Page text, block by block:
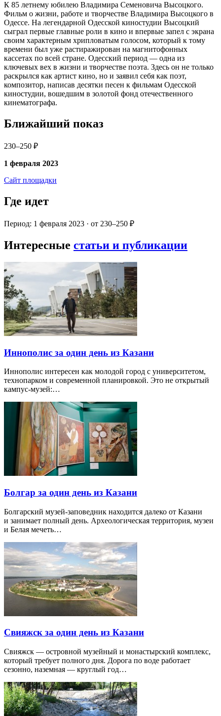
К 85 летнему юбилею Владимира Семеновича Высоцкого.
Фильм о жизни, работе и творчестве Владимира Высоцкого в
Одессе. На легендарной Одесской киностудии Высоцкий
сыграл первые главные роли в кино и впервые запел с экрана
своим характерным хрипловатым голосом, который к тому
времени был уже растиражирован на магнитофонных
кассетах по всей стране. Одесский период — одна из
ключевых вех в жизни и творчестве поэта. Здесь он не только
раскрылся как артист кино, но и заявил себя как поэт,
композитор, написав десятки песен к фильмам Одесской
киностудии, вошедшим в золотой фонд отечественного
кинематографа.
Ближайший показ
230–250 ₽
1 февраля 2023
Сайт площадки
Где идет
Период: 1 февраля 2023 · от 230–250 ₽
Интересные статьи и публикации
Иннополис за один день из Казани
Иннополис интересен как молодой город с университетом,
технопарком и современной планировкой. Это не открытый
кампус-музей:…
Болгар за один день из Казани
Болгарский музей-заповедник находится далеко от Казани
и занимает полный день. Археологическая территория, музеи
и Белая мечеть…
Свияжск за один день из Казани
Свияжск — островной музейный и монастырский комплекс,
который требует полного дня. Дорога по воде работает
сезонно, наземная — круглый год…